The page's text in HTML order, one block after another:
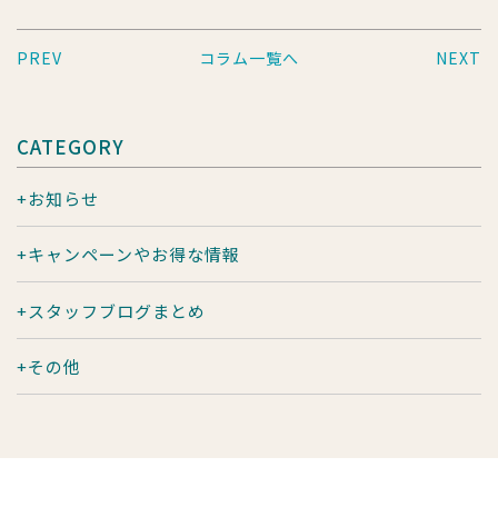
PREV コラム一覧へ NEXT
CATEGORY
お知らせ
キャンペーンやお得な情報
スタッフブログまとめ
その他